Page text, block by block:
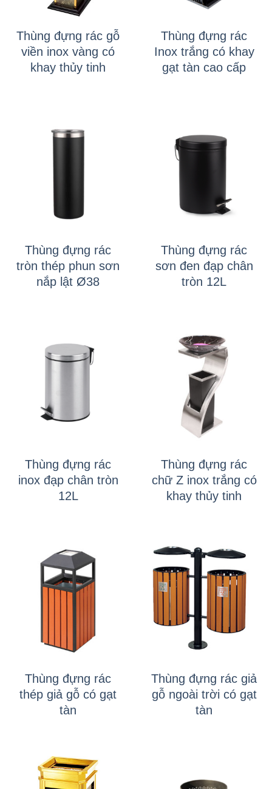
Thùng đựng rác gỗ
viền inox vàng có
khay thủy tinh
Thùng đựng rác
Inox trắng có khay
gạt tàn cao cấp
Thùng đựng rác
tròn thép phun sơn
nắp lật Ø38
Thùng đựng rác
sơn đen đạp chân
tròn 12L
Thùng đựng rác
inox đạp chân tròn
12L
Thùng đựng rác
chữ Z inox trắng có
khay thủy tinh
Thùng đựng rác
thép giả gỗ có gạt
tàn
Thùng đựng rác giả
gỗ ngoài trời có gạt
tàn